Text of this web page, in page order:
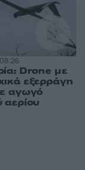
Drone με
εξερράγη
αγωγό
αερίου